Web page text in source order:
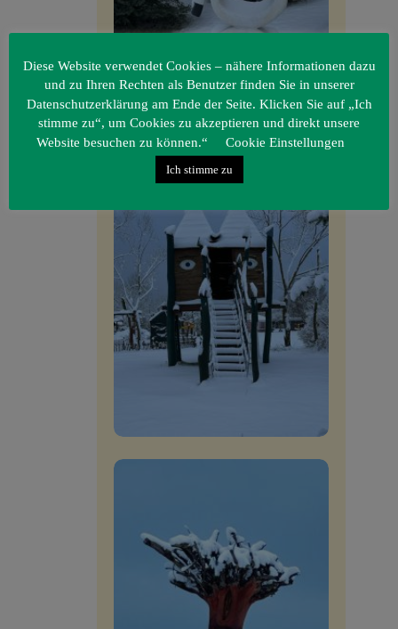
Diese Website verwendet Cookies – nähere Informationen dazu
und zu Ihren Rechten als Benutzer finden Sie in unserer
Datenschutzerklärung am Ende der Seite. Klicken Sie auf „Ich
stimme zu“, um Cookies zu akzeptieren und direkt unsere
Website besuchen zu können.“
Cookie Einstellungen
Ich stimme zu